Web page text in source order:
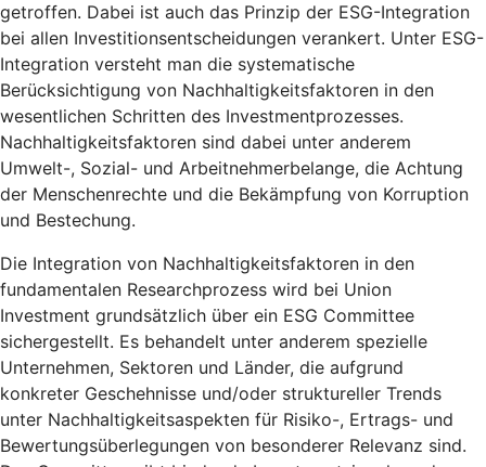
getroffen. Dabei ist auch das Prinzip der ESG-Integration
bei allen Investitionsentscheidungen verankert. Unter ESG-
Integration versteht man die systematische
Berücksichtigung von Nachhaltigkeitsfaktoren in den
wesentlichen Schritten des Investmentprozesses.
Nachhaltigkeitsfaktoren sind dabei unter anderem
Umwelt-, Sozial- und Arbeitnehmerbelange, die Achtung
der Menschenrechte und die Bekämpfung von Korruption
und Bestechung.
Die Integration von Nachhaltigkeitsfaktoren in den
fundamentalen Researchprozess wird bei Union
Investment grundsätzlich über ein ESG Committee
sichergestellt. Es behandelt unter anderem spezielle
Unternehmen, Sektoren und Länder, die aufgrund
konkreter Geschehnisse und/oder struktureller Trends
unter Nachhaltigkeitsaspekten für Risiko-, Ertrags- und
Bewertungsüberlegungen von besonderer Relevanz sind.